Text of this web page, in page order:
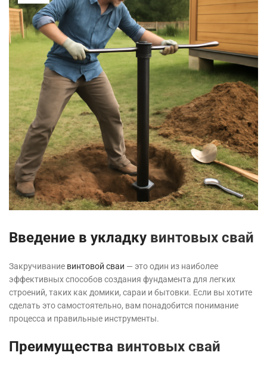
Введение в укладку винтовых свай
Закручивание винтовой сваи — это один из наиболее
эффективных способов создания фундамента для легких
строений, таких как домики, сараи и бытовки. Если вы хотите
сделать это самостоятельно, вам понадобится понимание
процесса и правильные инструменты.
Преимущества винтовых свай